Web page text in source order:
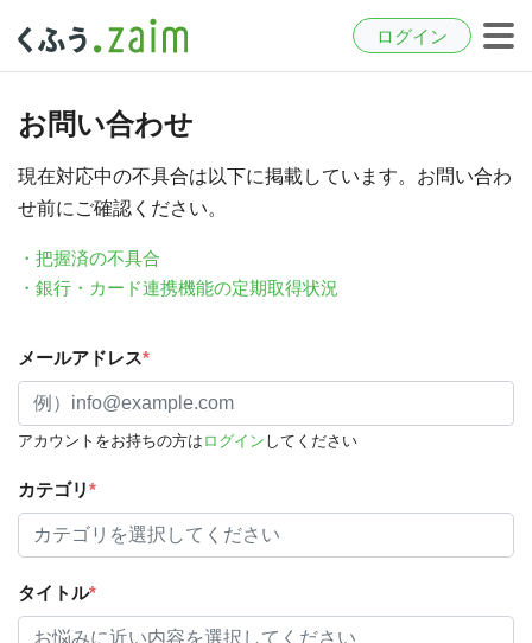
ログイン
お問い合わせ
現在対応中の不具合は以下に掲載しています。お問い合わ
せ前にご確認ください。
・把握済の不具合
・銀行・カード連携機能の定期取得状況
メールアドレス*
アカウントをお持ちの方は ログイン してください
カテゴリ*
タイトル*